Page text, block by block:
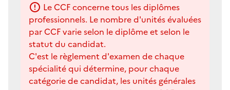
Le CCF concerne tous les diplômes
professionnels. Le nombre d'unités évaluées
par CCF varie selon le diplôme et selon le
statut du candidat.
C'est le règlement d'examen de chaque
spécialité qui détermine, pour chaque
catégorie de candidat, les unités générales